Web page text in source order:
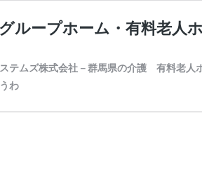
ループホーム・有料老人
テムズ株式会社－群馬県の介護 有料老人
わ